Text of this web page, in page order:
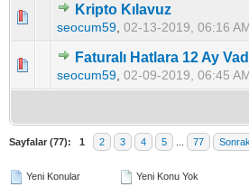
Kripto Kılavuz
seocum59, 02-13-2019, 06:16 AM
0 Oy - Ortalama 5
Faturalı Hatlara 12 Ay
seocum59, 02-09-2019, 06:45 AM
0 Oy - Ortalama 5
1 2 34 5
Sayfalar (77): 1 2 3 4 5 77
Yeni Konular
Yeni Konu Yok